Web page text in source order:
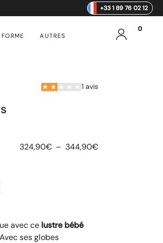
+33 1 89 76 02 12
AUTRES
0
1 avis
324,90€ – 344,90€
avec ce lustre bébé
ses globes